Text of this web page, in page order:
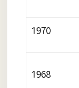
1970
1968